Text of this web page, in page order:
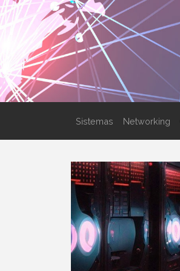
Sistemas Networking